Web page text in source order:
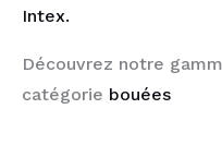
Intex.
Découvrez notre
catégorie bouées